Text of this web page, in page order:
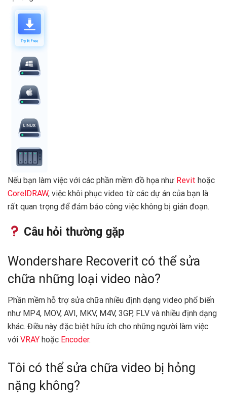
Nếu bạn làm việc với các phần mềm đồ họa như Revit hoặc
CorelDRAW, việc khôi phục video từ các dự án của bạn là
rất quan trọng để đảm bảo công việc không bị gián đoạn.
Câu hỏi thường gặp
Wondershare Recoverit có thể sửa
chữa những loại video nào?
Phần mềm hỗ trợ sửa chữa nhiều định dạng video phổ biến
như MP4, MOV, AVI, MKV, M4V, 3GP, FLV và nhiều định dạng
khác. Điều này đặc biệt hữu ích cho những người làm việc
với VRAY hoặc Encoder.
Tôi có thể sửa chữa video bị hỏng
nặng không?